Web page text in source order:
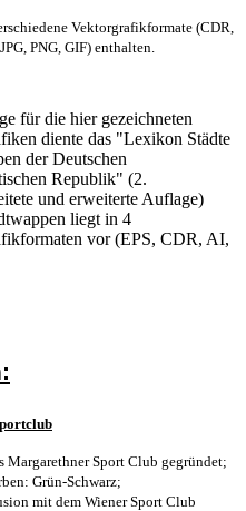
Vektorgrafikformate (CDR,
PNG, GIF) enthalten.
für die hier gezeichneten
diente das "Lexikon Städte
der Deutschen
Republik" (2.
und erweiterte Auflage)
liegt in 4
vor (EPS, CDR, AI,
Margarethner Sport Club gegründet;
Grün-Schwarz;
mit dem Wiener Sport Club